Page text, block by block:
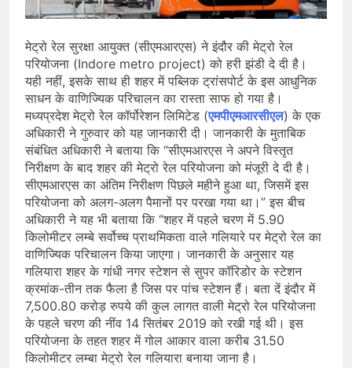
देशभर में विशेष कार्यक्रमों के जरिए भारतीय
बुनकरों और पारंपरिक वस्त्रों को मिलेगा बढ़ावा
प्रधानमंत्री नरेंद्र मोदी ने भोगापुरम
अंतरराष्ट्रीय हवाई अड्डे का उद्घाटन किया,
आंध्र प्रदेश में ₹18,000 करोड़ की विकास
परियोजनाओं की शुरुआत
August 2, 2026
केंद्र सरकार ने विस्तारित Khelo India
Scheme को मंजूरी दी, खेल ढाँचे को मजबूत
करने के लिए ₹36,441 करोड़ का बड़ा
प्रावधान
August 1, 2026
मेट्रो रेल सुरक्षा आयुक्त (सीएमआरएस) ने इंदौर की मेट्रो रेल
परियोजना (Indore metro project) को हरी झंडी दे दी है।
यही नहीं, इसके साथ ही शहर में पब्लिक ट्रांसपोर्ट के इस आधुनिक
साधन के वाणिज्यिक परिचालन का रास्ता साफ हो गया है।
मध्यप्रदेश मेट्रो रेल कॉर्पोरेशन लिमिटेड (एमपीएमआरसीएल) के एक
अधिकारी ने गुरुवार को यह जानकारी दी। जानकारी के मुताबिक
संबंधित अधिकारी ने बताया कि “सीएमआरएस ने अपने विस्तृत
निरीक्षण के बाद शहर की मेट्रो रेल परियोजना को मंजूरी दे दी है।
सीएमआरएस का अंतिम निरीक्षण पिछले महीने हुआ था, जिसमें इस
परियोजना को अलग-अलग पैमानों पर परखा गया था।” इस बीच
अधिकारी ने यह भी बताया कि “शहर में पहले चरण में 5.90
किलोमीटर लम्बे सर्वोच्च प्राथमिकता वाले गलियारे पर मेट्रो रेल का
वाणिज्यिक परिचालन किया जाएगा। जानकारी के अनुसार यह
गलियारा शहर के गांधी नगर स्टेशन से सुपर कॉरिडोर के स्टेशन
क्रमांक-तीन तक फैला है जिस पर पांच स्टेशन हैं। बता दें इंदौर में
7,500.80 करोड़ रुपये की कुल लागत वाली मेट्रो रेल परियोजना
के पहले चरण की नींव 14 सितंबर 2019 को रखी गई थी। इस
परियोजना के तहत शहर में गोल आकार वाला करीब 31.50
किलोमीटर लम्बा मेट्रो रेल गलियारा बनाया जाना है।